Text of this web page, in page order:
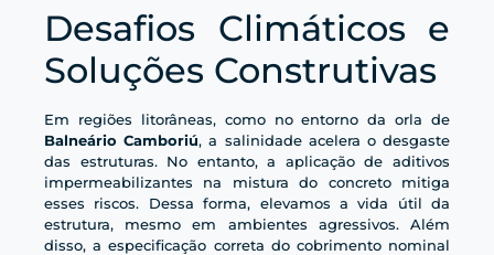
Desafios Climáticos e
Soluções Construtivas
Em regiões litorâneas, como no entorno da orla de
Balneário Camboriú, a salinidade acelera o desgaste
das estruturas. No entanto, a aplicação de aditivos
impermeabilizantes na mistura do concreto mitiga
esses riscos. Dessa forma, elevamos a vida útil da
estrutura, mesmo em ambientes agressivos. Além
disso, a especificação correta do cobrimento nominal